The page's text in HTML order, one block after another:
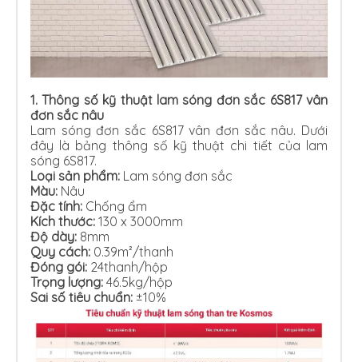
1. Thông số kỹ thuật lam sóng đơn sắc 6S817 vân
đơn sắc nâu
Lam sóng đơn sắc 6S817 vân đơn sắc nâu. Dưới
đây là bảng thông số kỹ thuật chi tiết của lam
sóng 6S817.
Loại sản phẩm: Lam sóng đơn sắc
Màu: Nâu
Đặc tính: Chống ẩm
Kích thước: 130 x 3000mm
Độ dày: 8mm
Quy cách: 0.39m²/thanh
Đóng gói: 24thanh/hộp
Trọng lượng: 46.5kg/hộp
Sai số tiêu chuẩn: ±10%